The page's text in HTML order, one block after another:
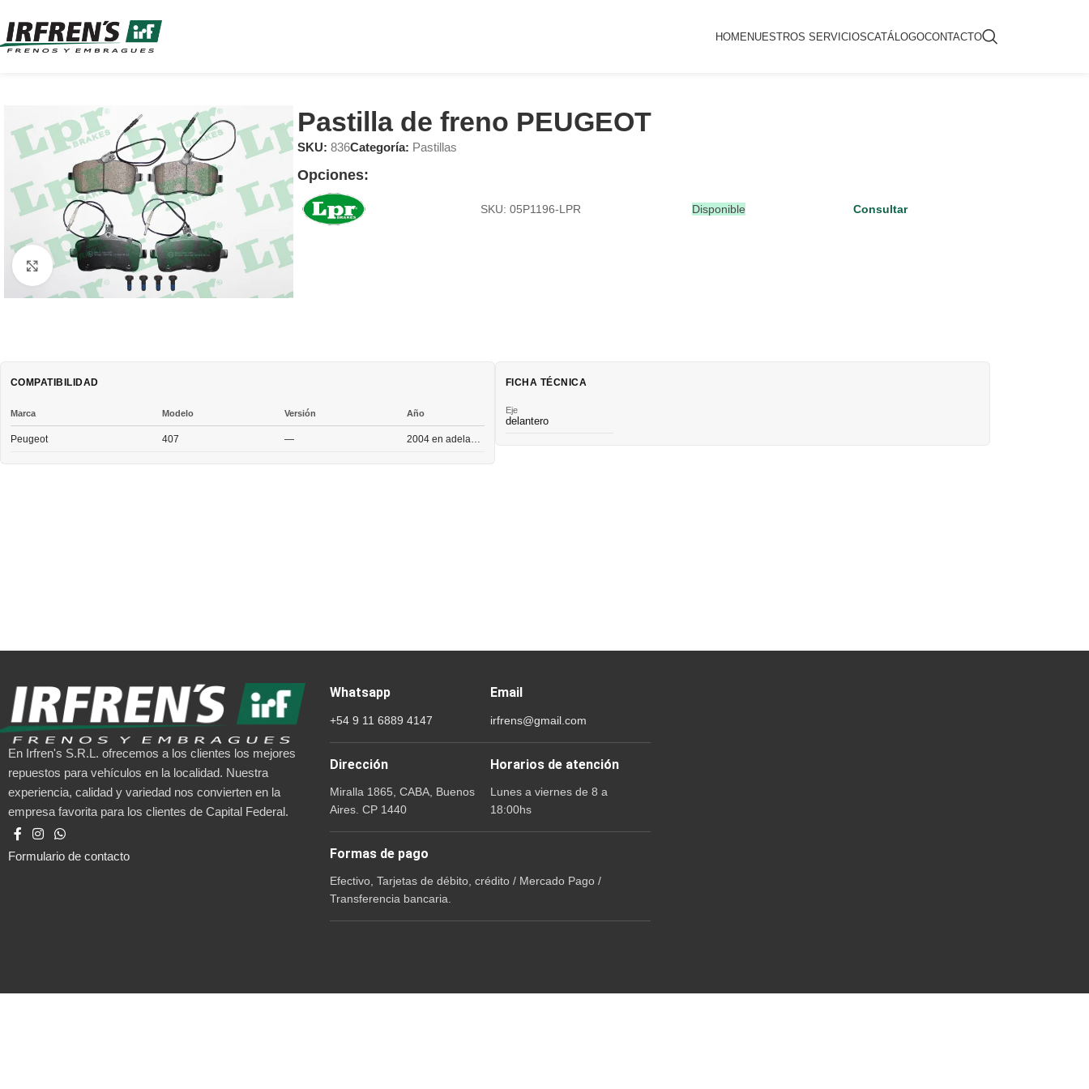
HOMENUESTROS SERVICIOSCATÁLOGOCONTACTO
Clic para ampliar
Pastilla de freno PEUGEOT
SKU: 836Categoría: Pastillas
Opciones:
SKU: 05P1196-LPR Disponible Consultar
COMPATIBILIDAD
Marca Modelo Versión Año
Peugeot 407 —
FICHA TÉCNICA
Eje
delantero
En Irfren's S.R.L. ofrecemos a los clientes los mejores
repuestos para vehículos en la localidad. Nuestra
experiencia, calidad y variedad nos convierten en la
empresa favorita para los clientes de Capital Federal.
Formulario de contacto
Whatsapp
+54 9 11 6889 4147
Email
irfrens@gmail.com
Dirección
Miralla 1865, CABA, Buenos
Aires. CP 1440
Horarios de atención
Lunes a viernes de 8 a
18:00hs
Formas de pago
Efectivo, Tarjetas de débito, crédito / Mercado Pago /
Transferencia bancaria.